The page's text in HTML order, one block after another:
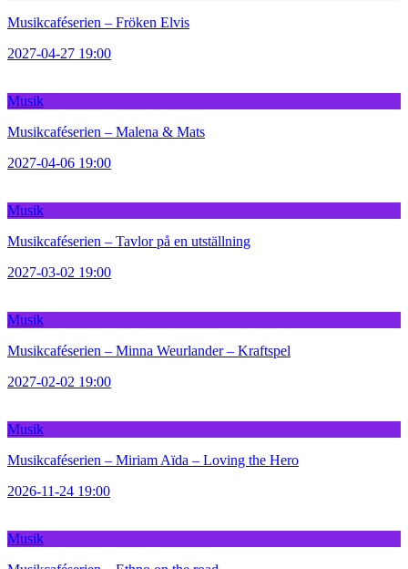
Musikcaféserien – Fröken Elvis
2027-04-27 19:00
Musik
Musikcaféserien – Malena & Mats
2027-04-06 19:00
Musik
Musikcaféserien – Tavlor på en utställning
2027-03-02 19:00
Musik
Musikcaféserien – Minna Weurlander – Kraftspel
2027-02-02 19:00
Musik
Musikcaféserien – Miriam Aïda – Loving the Hero
2026-11-24 19:00
Musik